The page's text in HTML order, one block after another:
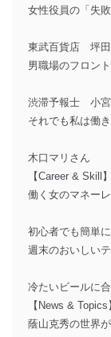
女性役員の「失
東武百貨店 坪田
男職場のフロン
渋滞予報士 小宮
それでも私は働き
木口マリさん
【Career & Skill】
働く女のマネー
初心者でも簡単
週末のおいしい
冷たいビールに
【News & Topics
蔭山克秀の世界